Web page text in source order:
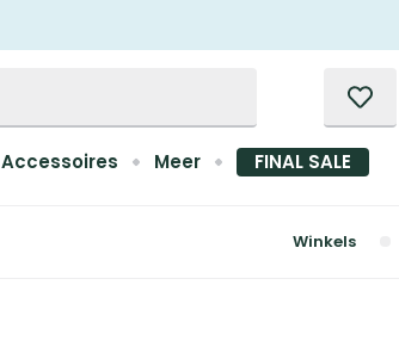
Accessoires Meer FINAL SALE
Winkels